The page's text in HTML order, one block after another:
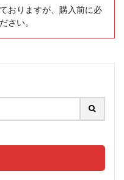
おりますが、購入前に必
さい。